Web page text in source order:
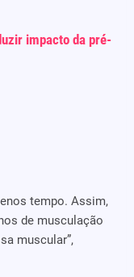
impacto da pré-
tempo. Assim,
de musculação
muscular”,